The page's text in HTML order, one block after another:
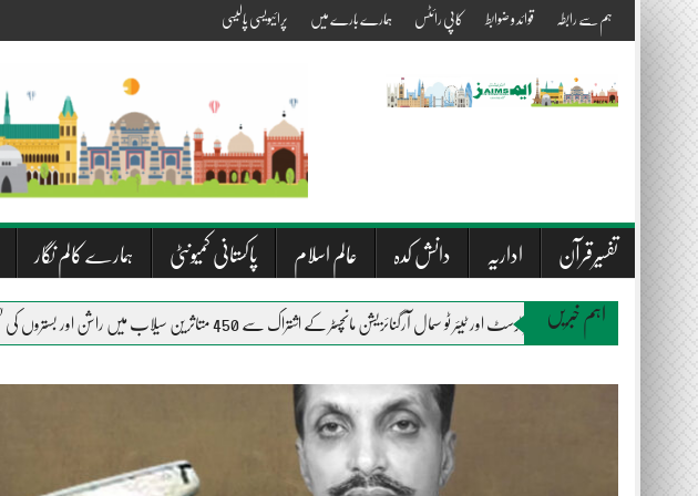
content
ہم سے رابطہ قوائد و ضوابط کاپی رائٹس ہمارے بارے میں پرائیویسی پالیسی
تفسیرقرآن اداریہ دانش کدہ عالم اسلام پاکستانی کمیونٹی ہمارے کالم نگار
اہم خبریں
المصطفیٰ ویلفیئر ٹرسٹ اور ٹیئر ٹو سمال آرگنائزیشن مانچسٹر کے اشتراک سے 450 متاثرین سیلاب میں راشن اور بستروں کی تقسیم